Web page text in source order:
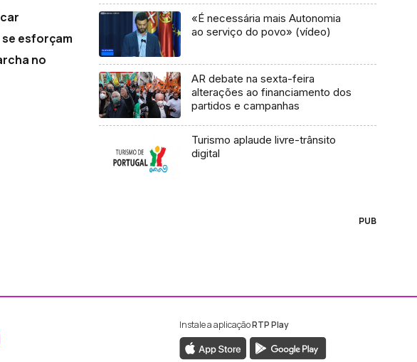
esforçam
no
«É necessária mais Autonomia
ao serviço do povo» (vídeo)
AR debate na sexta-feira
alterações ao financiamento dos
partidos e campanhas
Turismo aplaude livre-trânsito
digital
PUB
ao Facebook da RTP Madeira
Aceder ao Instagram da RTP Madeira
Instale a aplicaçãoRTP Play